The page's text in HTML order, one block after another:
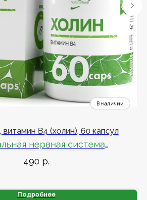
витамин B4 (холин), 60 капсул
нервная система
функций центральной
490 р.
Подробнее